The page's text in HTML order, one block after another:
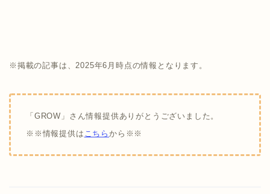
※掲載の記事は、2025年6月時点の情報となります。
「GROW」さん情報提供ありがとうございました。
※※情報提供は こちらから※※